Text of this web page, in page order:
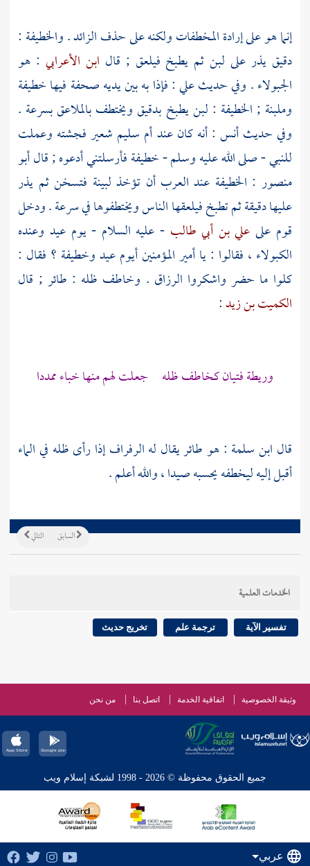
إنما هو على إرادة المخطفات ولكنه على حذف الزائد . والخطيفة :
دقيق يذر على لبن ثم يطبخ فيلعق ; قال ابن الأعرابي : هو
الجبولاء . وفي حديثعلي: فإذا به بين يديه صحفة فيها خطيفة
وملبنة ; الخطيفة : لبن يطبخ بدقيق ويختطف بالملاعق بسرعة .
وفي حديثأنس : أنه كان عندأم سليم شعير فجشته وعملت
للنبي - صلى الله عليه وسلم - خطيفة فأرسلتني أدعوه ; قالأبو
منصور : الخطيفة عند العرب أن تؤخذ لبينة فتسخن ثم يذر
عليها دقيقة ثم تطبخ فيلعقها الناس ويختطفوها في سرعة . ودخل
قوم على علي بن أبي طالب - عليه السلام - يوم عيد وعنده
الكبولاء ، فقالوا : يا أمير المؤمنين أيوم عيد وخطيفة ؟ فقال :
كلوا ما حضر واشكروا الرزاق . وخاطف ظله : طائر ; قال
الكميت بن زيد:
وريطة فتيان كخاطف ظله جعلت لهم منها خباء ممددا
قال ابن سلمة : هو طائر يقال له الرفراف إذا رأى ظله في الماء
أقبل إليه ليخطفه يحسبه صيدا ، والله أعلم .
التالي السابق
الخدمات العلمية
تفسير الآية ترجمة علم تخريج حديث
وثيقة الخصوصية اتفاقية الخدمة اتصل بنا من نحن
جميع الحقوق محفوظة © 2026 - 1998 لشبكة إسلام ويب
عربي